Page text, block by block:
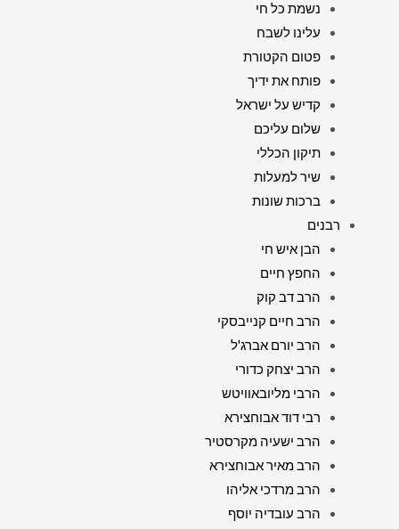
נשמת כל חי
עלינו לשבח
פטום הקטורת
פותח את ידיך
קדיש על ישראל
שלום עליכם
תיקון הכללי
שיר למעלות
ברכות שונות
רבנים
הבן איש חי
החפץ חיים
הרב דב קוק
הרב חיים קנייבסקי
הרב יורם אברג'ל
הרב יצחק כדורי
הרבי מליובאוויטש
רבי דוד אבוחצירא
הרב ישעיה מקרסטיר
הרב מאיר אבוחצירא
הרב מרדכי אליהו
הרב עובדיה יוסף